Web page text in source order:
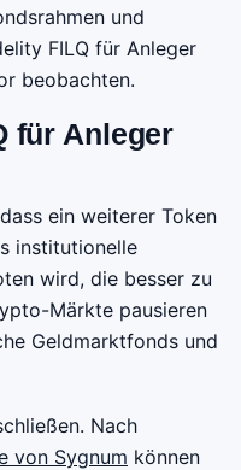
und
FILQ für Anleger
beobachten.
für Anleger
ein weiterer Token
institutionelle
wird, die besser zu
Märkte pausieren
Geldmarktfonds und
Nach
von Sygnum können